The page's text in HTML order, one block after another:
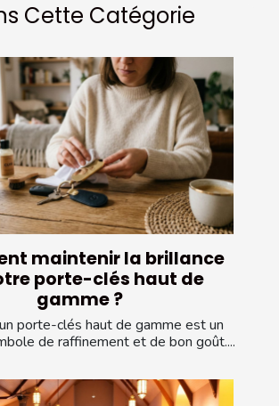
Cette Catégorie
maintenir la brillance
porte-clés haut de
gamme ?
porte-clés haut de gamme est un
de raffinement et de bon goût....